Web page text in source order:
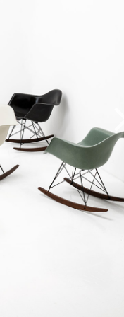
umfangreiches
Bogen33
,
Öffnungszeiten:
Tel:+41 (0)44
DESIGN
Memorie.ch